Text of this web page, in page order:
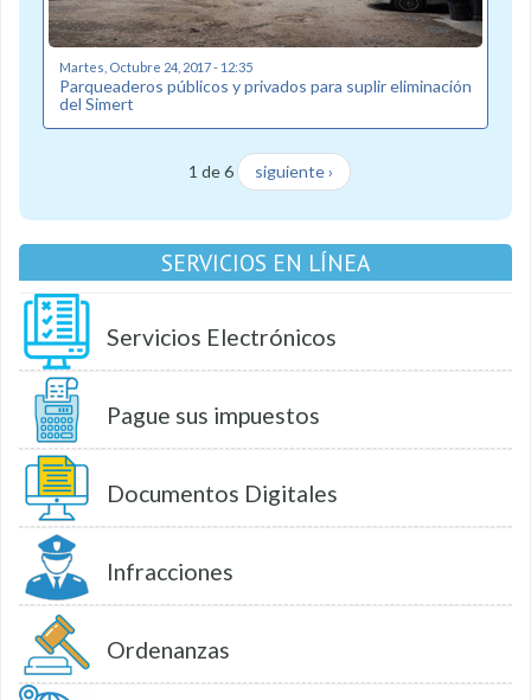
Martes, Octubre 24, 2017 - 12:35
Parqueaderos públicos y privados para suplir eliminación
del Simert
1 de 6 siguiente ›
SERVICIOS EN LÍNEA
Servicios Electrónicos
Pague sus impuestos
Documentos Digitales
Infracciones
Ordenanzas